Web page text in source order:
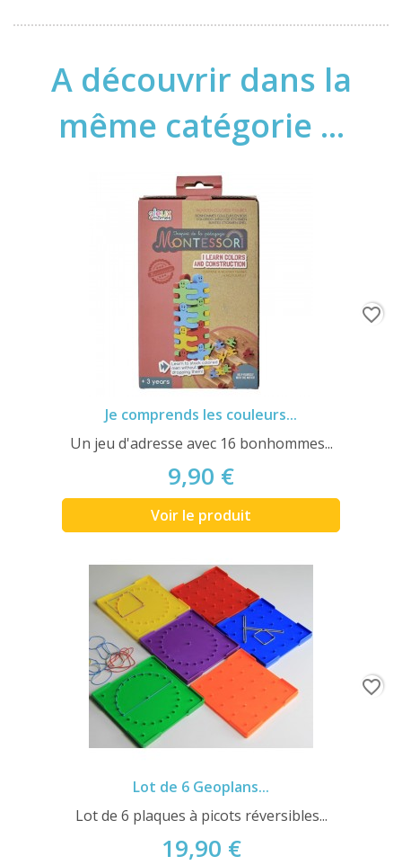
A découvrir dans la
même catégorie ...
Je comprends les couleurs...
Un jeu d'adresse avec 16 bonhommes...
9,90 €
Voir le produit
favorite_border
Lot de 6 Geoplans...
Lot de 6 plaques à picots réversibles...
19,90 €
favorite_border